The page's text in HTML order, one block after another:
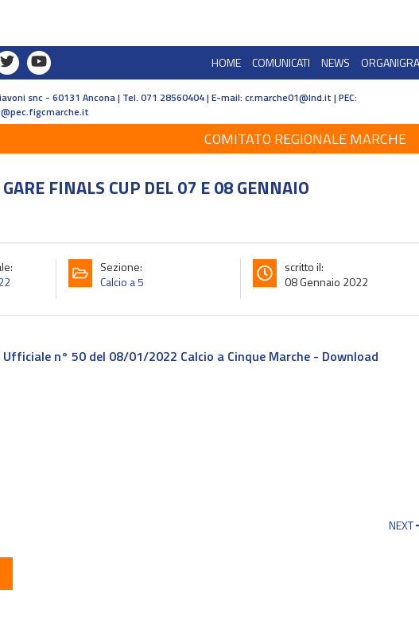
HOME
COMUNICATI NEWS
snc - 60131 Ancona | Tel. 071 28560404 | E-mail: cr.marche01@lnd.it | PEC:
COMITATO REGIONALE MARCHE
FINALS CUP DEL 07 E 08 GENNAIO
Sezione:
Calcio a 5
scritto il:
08 Gennaio 2022
n° 50 del 08/01/2022 Calcio a Cinque Marche - Download
NEXT